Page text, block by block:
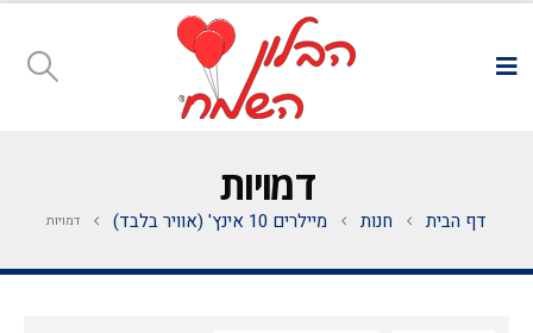
דמויות
דף הבית חנות מיילרים 10 אינץ' (אוויר בלבד) דמויות